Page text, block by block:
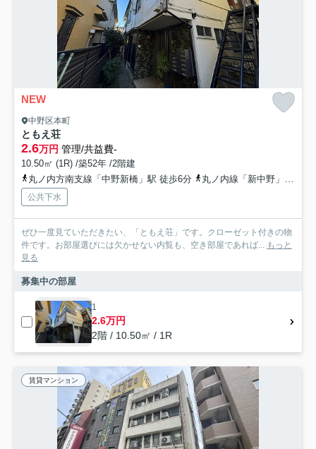
NEW
中野区本町
ともえ荘
2.6万円 管理/共益費-
10.50㎡ (1R) /築52年 /2階建
丸ノ内方南支線「中野新橋」駅 徒歩6分
丸ノ内線「新中野」駅 徒歩8分
公共下水
ぜひ一度見ていただきたい、「ともえ荘」です。クローゼット付きの物
件です。お部屋選びには欠かせない内覧も、空き部屋であれば... もっと
見る
募集中の部屋
1
2.6万円
2階 / 10.50㎡ / 1R
賃貸マンション